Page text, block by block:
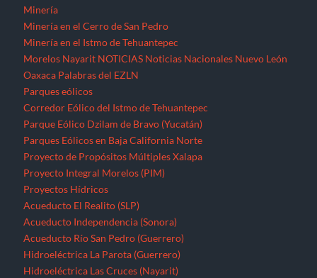
Minería
Minería en el Cerro de San Pedro
Minería en el Istmo de Tehuantepec
Morelos Nayarit NOTICIAS Noticias Nacionales Nuevo León
Oaxaca Palabras del EZLN
Parques eólicos
Corredor Eólico del Istmo de Tehuantepec
Parque Eólico Dzilam de Bravo (Yucatán)
Parques Eólicos en Baja California Norte
Proyecto de Propósitos Múltiples Xalapa
Proyecto Integral Morelos (PIM)
Proyectos Hídricos
Acueducto El Realito (SLP)
Acueducto Independencia (Sonora)
Acueducto Río San Pedro (Guerrero)
Hidroeléctrica La Parota (Guerrero)
Hidroeléctrica Las Cruces (Nayarit)